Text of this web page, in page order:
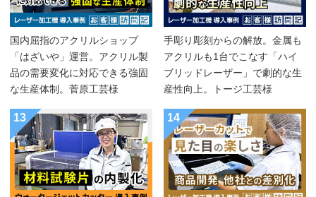
国内屈指のアクリルショップ
「はざいや」運営。アクリル製
品の需要変化に対応できる強固
な生産体制。菅原工芸様
手彫り彫刻からの解放。金属も
アクリルも1台でこなす「ハイ
ブリッドレーザー」で劇的な生
産性向上。トージ工芸様
13 14